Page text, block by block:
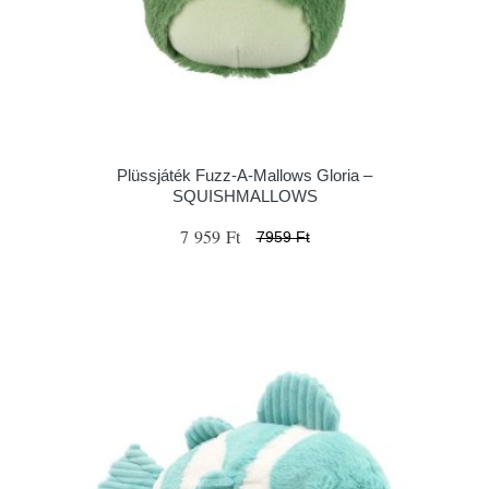
Plüssjáték Fuzz-A-Mallows Gloria –
SQUISHMALLOWS
7 959 Ft 7959 Ft